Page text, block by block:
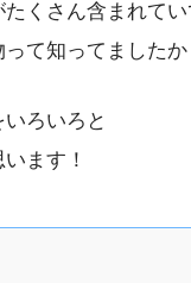
くさん含まれて
て知ってました
ろいろと
ます！